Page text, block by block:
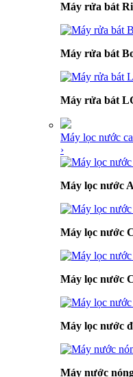
Máy rửa bát
Máy rửa bát
Máy rửa bát
Máy lọc nước
›
Máy lọc nước
Máy lọc nước
Máy lọc nước
Máy lọc nước
Máy nước